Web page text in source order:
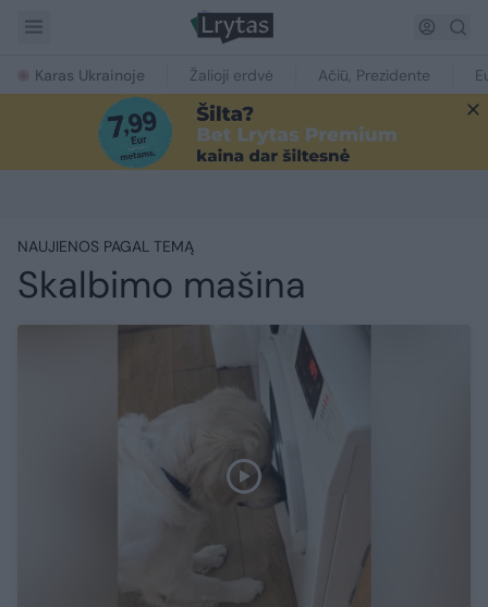
Karas Ukrainoje Žalioji erdvė Ačiū, Prezidente
NAUJIENOS PAGAL TEMĄ
Skalbimo mašina